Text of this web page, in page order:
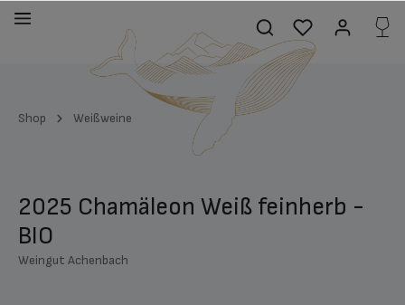
springen
Shop Weißweine
2025 Chamäleon Weiß feinherb -
BIO
Weingut Achenbach